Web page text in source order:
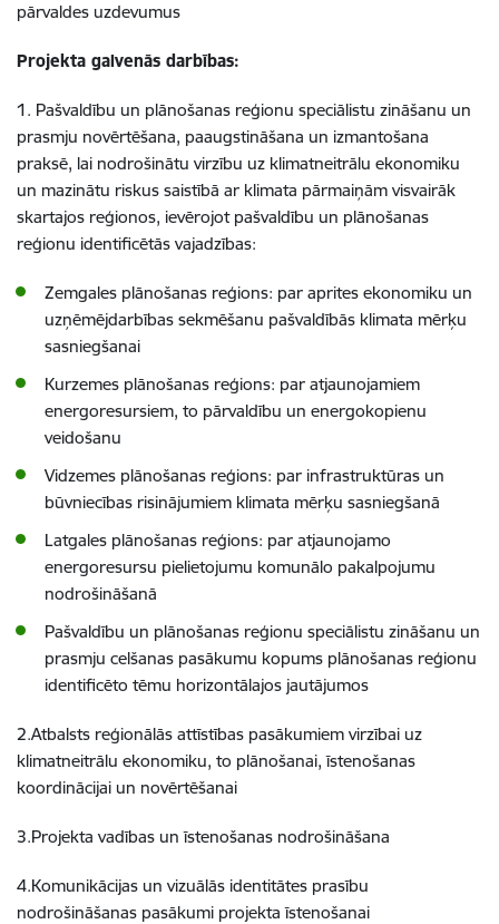
pārvaldes uzdevumus
Projekta galvenās darbības:
1. Pašvaldību un plānošanas reģionu speciālistu zināšanu un
prasmju novērtēšana, paaugstināšana un izmantošana
praksē, lai nodrošinātu virzību uz klimatneitrālu ekonomiku
un mazinātu riskus saistībā ar klimata pārmaiņām visvairāk
skartajos reģionos, ievērojot pašvaldību un plānošanas
reģionu identificētās vajadzības:
Zemgales plānošanas reģions: par aprites ekonomiku un
uzņēmējdarbības sekmēšanu pašvaldībās klimata mērķu
sasniegšanai
Kurzemes plānošanas reģions: par atjaunojamiem
energoresursiem, to pārvaldību un energokopienu
veidošanu
Vidzemes plānošanas reģions: par infrastruktūras un
būvniecības risinājumiem klimata mērķu sasniegšanā
Latgales plānošanas reģions: par atjaunojamo
energoresursu pielietojumu komunālo pakalpojumu
nodrošināšanā
Pašvaldību un plānošanas reģionu speciālistu zināšanu un
prasmju celšanas pasākumu kopums plānošanas reģionu
identificēto tēmu horizontālajos jautājumos
2.Atbalsts reģionālās attīstības pasākumiem virzībai uz
klimatneitrālu ekonomiku, to plānošanai, īstenošanas
koordinācijai un novērtēšanai
3.Projekta vadības un īstenošanas nodrošināšana
4.Komunikācijas un vizuālās identitātes prasību
nodrošināšanas pasākumi projekta īstenošanai